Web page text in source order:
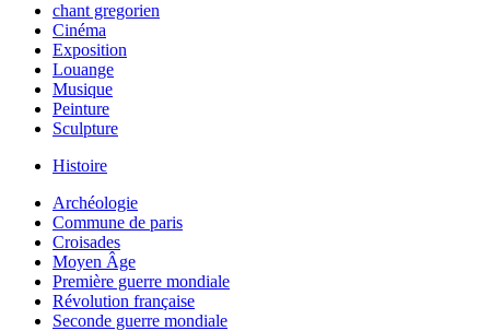
chant gregorien
Cinéma
Exposition
Louange
Musique
Peinture
Sculpture
Histoire
Archéologie
Commune de paris
Croisades
Moyen Âge
Première guerre mondiale
Révolution française
Seconde guerre mondiale